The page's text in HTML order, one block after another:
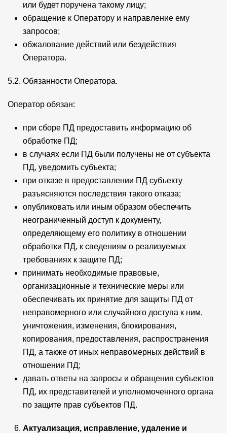
или будет поручена такому лицу;
обращение к Оператору и направление ему
запросов;
обжалование действий или бездействия
Оператора.
5.2. Обязанности Оператора.
Оператор обязан:
при сборе ПД предоставить информацию об
обработке ПД;
в случаях если ПД были получены не от субъекта
ПД, уведомить субъекта;
при отказе в предоставлении ПД субъекту
разъясняются последствия такого отказа;
опубликовать или иным образом обеспечить
неограниченный доступ к документу,
определяющему его политику в отношении
обработки ПД, к сведениям о реализуемых
требованиях к защите ПД;
принимать необходимые правовые,
организационные и технические меры или
обеспечивать их принятие для защиты ПД от
неправомерного или случайного доступа к ним,
уничтожения, изменения, блокирования,
копирования, предоставления, распространения
ПД, а также от иных неправомерных действий в
отношении ПД;
давать ответы на запросы и обращения субъектов
ПД, их представителей и уполномоченного органа
по защите прав субъектов ПД.
Актуализация, исправление, удаление и